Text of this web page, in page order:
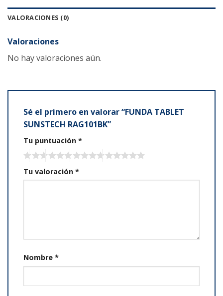
VALORACIONES (0)
Valoraciones
No hay valoraciones aún.
Sé el primero en valorar “FUNDA TABLET
SUNSTECH RAG101BK”
Tu puntuación *
Tu valoración *
Nombre *